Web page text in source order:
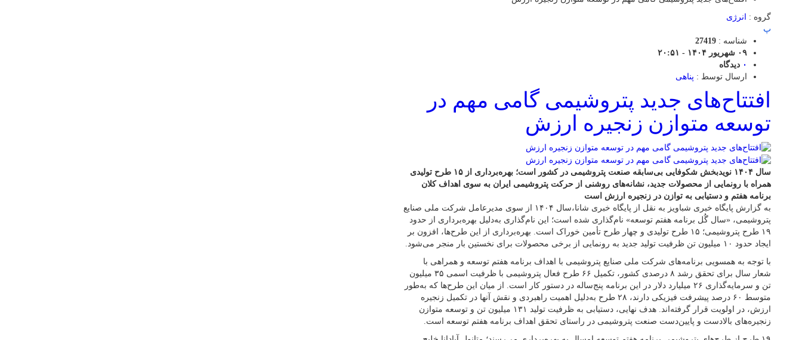
گروه :
انرژی
پ
شناسه : 27419
۰۹ شهریور ۱۴۰۴ - ۲۰:۵۱
۰ دیدگاه
ارسال توسط : پناهی
افتتاح‌های جدید پتروشیمی گامی مهم در
توسعه متوازن زنجیره ارزش
سال ۱۴۰۴ نویدبخش شکوفایی بی‌سابقه‌ صنعت پتروشیمی در کشور است؛ بهره‌برداری از ۱۵ طرح تولیدی
همراه با رونمایی از محصولات جدید، نشانه‌های روشنی از حرکت پتروشیمی ایران به سوی اهداف کلان
برنامه هفتم و دستیابی به توازن در زنجیره ارزش است
به گزارش پایگاه خبری شباویز به نقل از پایگاه خبری شانا،سال ۱۴۰۴ از سوی مدیرعامل شرکت ملی صنایع
پتروشیمی، «سال گُل برنامه هفتم توسعه» نام‌گذاری شده است؛ این نام‌گذاری به‌دلیل بهره‌برداری از حدود
۱۹ طرح پتروشیمی؛ ۱۵ طرح تولیدی و چهار طرح تأمین خوراک است. بهره‌برداری از این طرح‌ها، افزون بر
ایجاد حدود ۱۰ میلیون تن ظرفیت تولید جدید به رونمایی از برخی محصولات برای نخستین بار منجر می‌شود.
با توجه به همسویی برنامه‌های شرکت ملی صنایع پتروشیمی با اهداف برنامه هفتم توسعه و همراهی با
شعار سال برای تحقق رشد ۸ درصدی کشور، تکمیل ۶۶ طرح فعال پتروشیمی با ظرفیت اسمی ۳۵ میلیون
تن و سرمایه‌گذاری ۲۶ میلیارد دلار در این برنامه پنج‌ساله در دستور کار است. از میان این طرح‌ها که به‌طور
متوسط ۶۰ درصد پیشرفت فیزیکی دارند، ۲۸ طرح به‌دلیل اهمیت راهبردی و نقش آنها در تکمیل زنجیره
ارزش، در اولویت قرار گرفته‌اند. هدف نهایی، دستیابی به ظرفیت تولید ۱۳۱ میلیون تن و توسعه متوازن
زنجیره‌های بالادست و پایین‌دست صنعت پتروشیمی در راستای تحقق اهداف برنامه هفتم توسعه است.